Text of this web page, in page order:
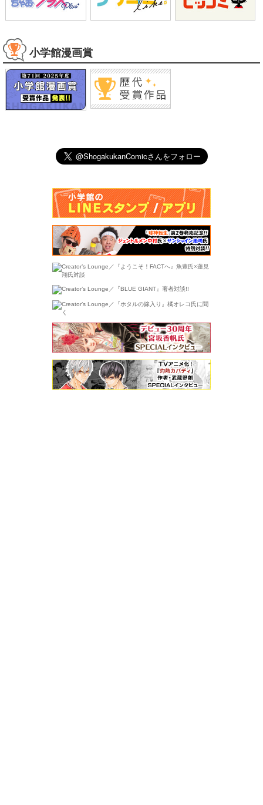
App Store
Google Play
App Store
WEBコミック
小学館漫画賞